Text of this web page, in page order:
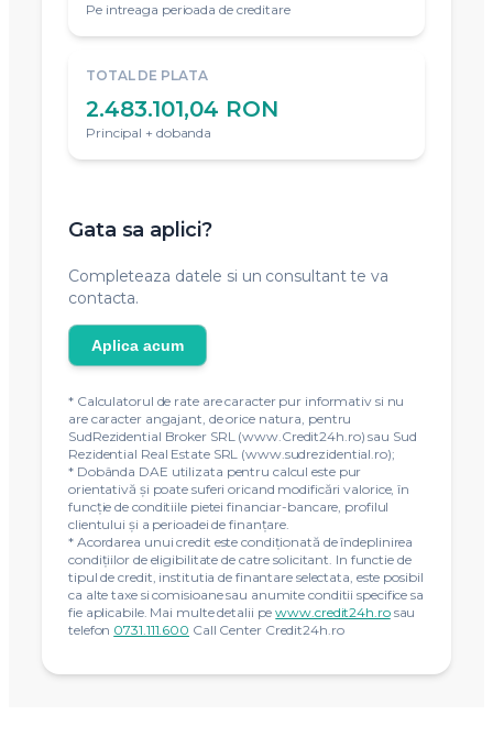
Pe intreaga perioada de creditare
TOTAL DE PLATA
2.483.101,04 RON
Principal + dobanda
Gata sa aplici?
Completeaza datele si un consultant te va
contacta.
Aplica acum
* Calculatorul de rate are caracter pur informativ si nu
are caracter angajant, de orice natura, pentru
SudRezidential Broker SRL (www.Credit24h.ro) sau Sud
Rezidential Real Estate SRL (www.sudrezidential.ro);
* Dobânda DAE utilizata pentru calcul este pur
orientativă și poate suferi oricand modificări valorice, în
funcție de conditiile pietei financiar-bancare, profilul
clientului și a perioadei de finanțare.
* Acordarea unui credit este condiţionată de îndeplinirea
condiţiilor de eligibilitate de catre solicitant. In functie de
tipul de credit, institutia de finantare selectata, este posibil
ca alte taxe si comisioane sau anumite conditii specifice sa
fie aplicabile. Mai multe detalii pewww.credit24h.rosau
telefon 0731.111.600 Call Center Credit24h.ro